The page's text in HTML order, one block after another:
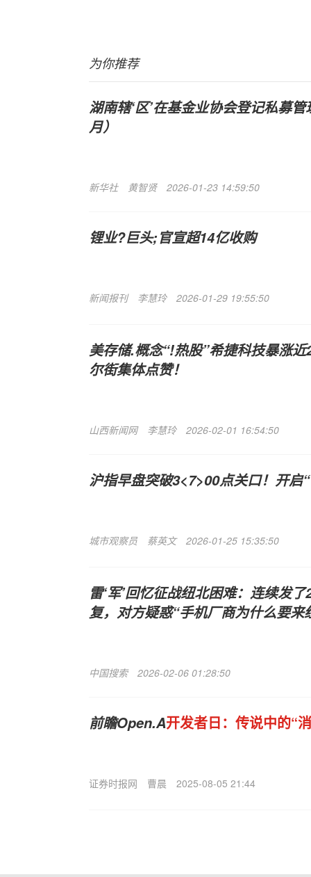
为你推荐
湖南辖‘区’在基金业协会登记私募
月）
新华社 黄智贤 2026-01-23 14:59:50
锂业?巨头;官宣超14亿收购
新闻报刊 李慧玲 2026-01-29 19:55:50
美存储.概念“!热股”希捷科技暴涨
尔街集体点赞！
山西新闻网 李慧玲 2026-02-01 16:54:50
沪指早盘突破3<7>00点关口！开启
城市观察员 蔡英文 2026-01-25 15:35:50
雷‘军’回忆征战纽北困难：连续发
复，对方疑惑“手机厂商为什么要来
中国搜索 2026-02-06 01:28:50
前瞻Open.A开发者日：传说中的“
证券时报网 曹晨 2025-08-05 21:44